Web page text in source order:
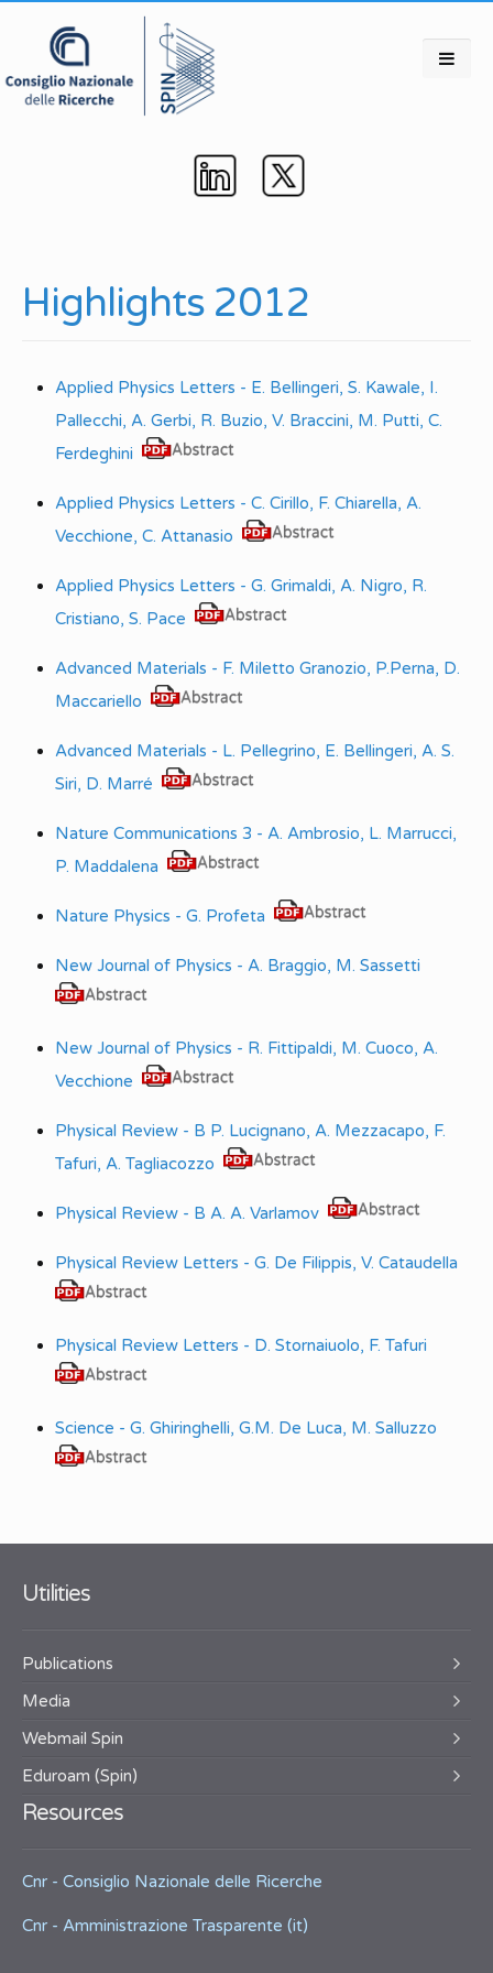
Highlights 2012
Applied Physics Letters - E. Bellingeri, S. Kawale, I.
Pallecchi, A. Gerbi, R. Buzio, V. Braccini, M. Putti, C.
Ferdeghini
Applied Physics Letters - C. Cirillo, F. Chiarella, A.
Vecchione, C. Attanasio
Applied Physics Letters - G. Grimaldi, A. Nigro, R.
Cristiano, S. Pace
Advanced Materials - F. Miletto Granozio, P.Perna, D.
Maccariello
Advanced Materials - L. Pellegrino, E. Bellingeri, A. S.
Siri, D. Marré
Nature Communications 3 - A. Ambrosio, L. Marrucci,
P. Maddalena
Nature Physics - G. Profeta
New Journal of Physics - A. Braggio, M. Sassetti
New Journal of Physics - R. Fittipaldi, M. Cuoco, A.
Vecchione
Physical Review - B P. Lucignano, A. Mezzacapo, F.
Tafuri, A. Tagliacozzo
Physical Review - B A. A. Varlamov
Physical Review Letters - G. De Filippis, V. Cataudella
Physical Review Letters - D. Stornaiuolo, F. Tafuri
Science - G. Ghiringhelli, G.M. De Luca, M. Salluzzo
Utilities
Publications
Media
Webmail Spin
Eduroam (Spin)
Resources
Cnr - Consiglio Nazionale delle Ricerche
Cnr - Amministrazione Trasparente (it)